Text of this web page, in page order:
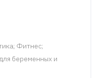
; Фитнес;
беременных и